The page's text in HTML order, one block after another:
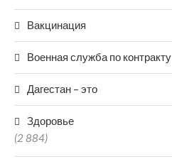
Вакцинация
Военная служба по контракту
Дагестан – это
Здоровье
(2 884)